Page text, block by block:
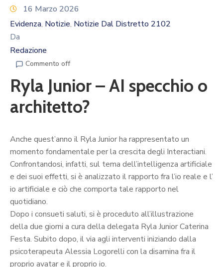
16 Marzo 2026
Evidenza‚ Notizie‚ Notizie Dal Distretto 2102
Da
Redazione
Commento off
Ryla Junior – AI specchio o
architetto?
Anche quest’anno il Ryla Junior ha rappresentato un
momento fondamentale per la crescita degli Interactiani.
Confrontandosi, infatti, sul tema dell’intelligenza artificiale
e dei suoi effetti, si è analizzato il rapporto fra l’io reale e l’
io artificiale e ciò che comporta tale rapporto nel
quotidiano.
Dopo i consueti saluti, si è proceduto all’illustrazione
della due giorni a cura della delegata Ryla Junior Caterina
Festa. Subito dopo, il via agli interventi iniziando dalla
psicoterapeuta Alessia Logorelli con la disamina fra il
proprio avatar e il proprio io.